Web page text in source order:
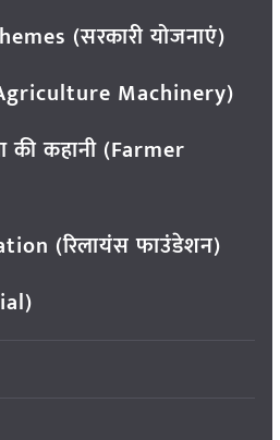
(सरकारी योजनाएं)
Machinery)
की कहानी (Farmer
(रिलायंस फाउंडेशन)